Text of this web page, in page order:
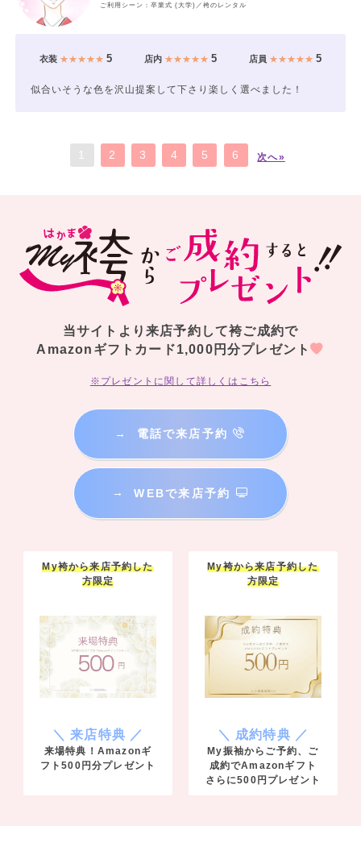
ご利用シーン：卒業式 (大学)／袴のレンタル
衣装★★★★★ 5 店内★★★★★ 5 店員 ★★★★★5
似合いそうな色を沢山提案して下さり楽しく選べました！
2 3 4 5 6 次へ»
当サイトより来店予約して袴ご成約で
Amazonギフトカード1,000円分プレゼント
※プレゼントに関して詳しくはこちら
→ 電話で来店予約
→ WEBで来店予約
My袴から来店予約した
方限定
＼ 来店特典 ／
来場特典！Amazonギ
フト500円分プレゼント
My袴から来店予約した
方限定
＼ 成約特典 ／
My振袖からご予約、ご
成約でAmazonギフト
さらに500円プレゼント